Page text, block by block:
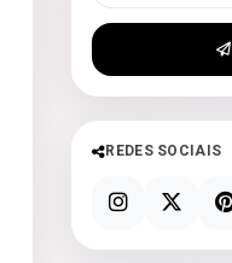
REDES SOCIAIS